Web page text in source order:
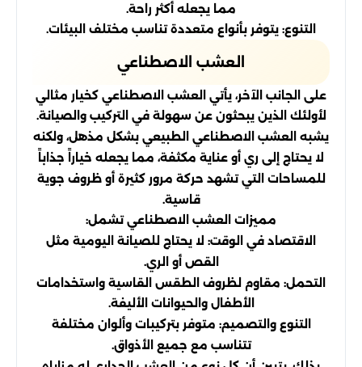
مما يجعله أكثر راحة.
التنوع: يتوفر بأنواع متعددة تناسب مختلف البيئات.
العشب الاصطناعي
على الجانب الآخر، يأتي العشب الاصطناعي كخيار مثالي
لأولئك الذين يبحثون عن سهولة في التركيب والصيانة.
يشبه العشب الاصطناعي الطبيعي بشكل مذهل، ولكنه
لا يحتاج إلى ري أو عناية مكثفة، مما يجعله خياراً جذاباً
للمساحات التي تشهد حركة مرور كثيرة أو ظروف جوية
قاسية.
مميزات العشب الاصطناعي تشمل:
الاقتصاد في الوقت: لا يحتاج للصيانة اليومية مثل
القص أو الري.
التحمل: مقاوم لظروف الطقس القاسية واستخدامات
الأطفال والحيوانات الأليفة.
التنوع والتصميم: متوفر بتركيبات وألوان مختلفة
تتناسب مع جميع الأذواق.